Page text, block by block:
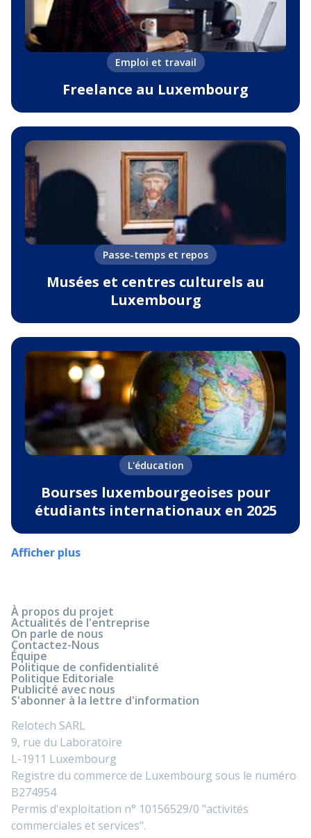
Emploi et travail
Freelance au Luxembourg
Passe-temps et repos
Musées et centres culturels au
Luxembourg
L'éducation
Bourses luxembourgeoises pour
étudiants internationaux en 2025
Afficher plus
À propos du projet
Actualités de l'entreprise
On parle de nous
Contactez-Nous
Équipe
Politique de confidentialité
Politique Editoriale
Publicité avec nous
S'abonner à la lettre d'information
Relotech SARL
9, rue du Laboratoire
L-1911 Luxembourg
Registre du commerce de Luxembourg sous le numéro
B274954
Permis d'exploitation n° 10156529/0 "activités
commerciales et services".